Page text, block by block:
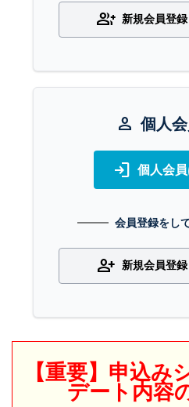
group_add 新規会員登録
person 個人
login 個人会
会員登録をし
person_add 新規会員登録
【重要】申込
デート内容